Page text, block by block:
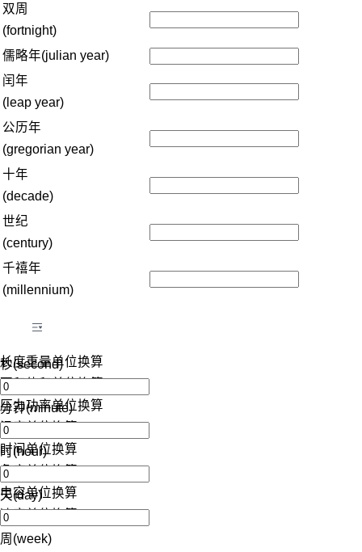
双周
(fortnight)
儒略年(julian year)
闰年
(leap year)
公历年
(gregorian year)
十年
(decade)
世纪
(century)
千禧年
(millennium)
长度重量单位换算
面积体积单位换算
压力功率单位换算
温度单位换算
时间单位换算
角度单位换算
电容单位换算
速度单位换算
秒(second)
分钟(minute)
时(hour)
天(day)
周(week)